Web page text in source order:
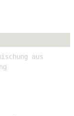
aus